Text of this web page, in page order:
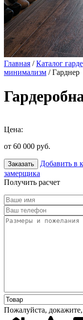
Главная /Каталог
минимализм / Гарднер
Цена:
от 60 000 руб.
Заказать Добавить в
замерщика
Получить расчет
Пожалуйста,